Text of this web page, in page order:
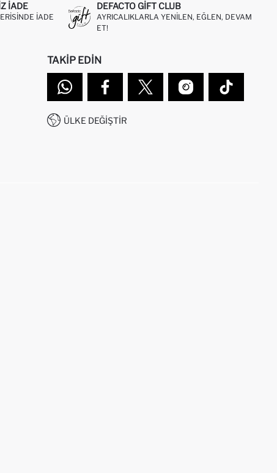
IADE
IADE
DEFACTO GIFT CLUB
AYRICALIKLARLA YENILEN, EĞLEN, DEVAM
ET!
TAKIP EDIN
ÜLKE DEĞIŞTIR